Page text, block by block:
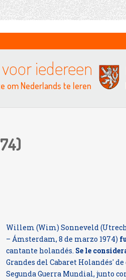
voor iedereen
om Nederlands te leren
Willem (Wim) Sonneveld
– Ámsterdam, 8 de marzo 1974)
cantante holandés. Se le
Grandes del Cabaret Holandés' de
Segunda Guerra Mundial, junto